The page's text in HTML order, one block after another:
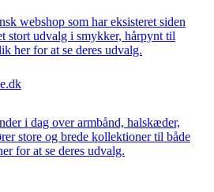
webshop som har eksisteret siden
stort udvalg i smykker, hårpynt til
her for at se deres udvalg.
i dag over armbånd, halskæder,
store og brede kollektioner til både
for at se deres udvalg.